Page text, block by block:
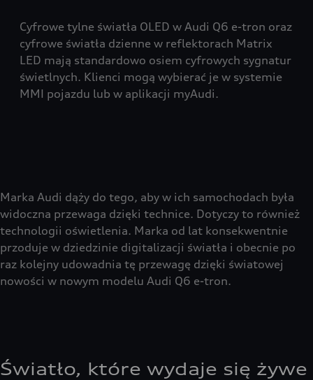
Cyfrowe tylne światła OLED w Audi Q6 e-tron oraz
cyfrowe światła dzienne w reflektorach Matrix
LED mają standardowo osiem cyfrowych sygnatur
świetlnych. Klienci mogą wybierać je w systemie
MMI pojazdu lub w aplikacji myAudi.
Marka Audi dąży do tego, aby w ich samochodach była
widoczna przewaga dzięki technice. Dotyczy to również
technologii oświetlenia. Marka od lat konsekwentnie
przoduje w dziedzinie digitalizacji światła i obecnie po
raz kolejny udowadnia tę przewagę dzięki światowej
nowości w nowym modelu Audi Q6 e-tron.
Światło, które wydaje się żywe